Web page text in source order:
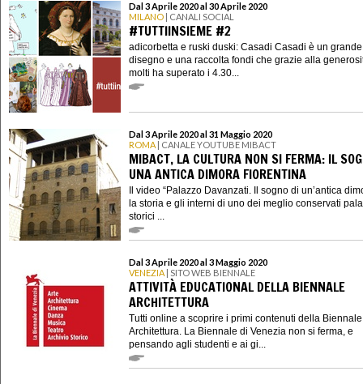
Dal 3 Aprile 2020 al 30 Aprile 2020
MILANO | CANALI SOCIAL
#TUTTIINSIEME #2
adicorbetta e ruski duski: Casadi Casadi è un grande
disegno e una raccolta fondi che grazie alla
molti ha superato i 4.30...
Dal 3 Aprile 2020 al 31 Maggio 2020
ROMA | CANALE YOUTUBE MIBACT
MIBACT, LA CULTURA NON SI FERMA: IL
UNA ANTICA DIMORA FIORENTINA
Il video “Palazzo Davanzati. Il sogno di un’antica
la storia e gli interni di uno dei meglio conservati
storici ...
Dal 3 Aprile 2020 al 3 Maggio 2020
VENEZIA | SITO WEB BIENNALE
ATTIVITÀ EDUCATIONAL DELLA BIENNALE
ARCHITETTURA
Tutti online a scoprire i primi contenuti della Biennale
Architettura. La Biennale di Venezia non si ferma, e
pensando agli studenti e ai gi...